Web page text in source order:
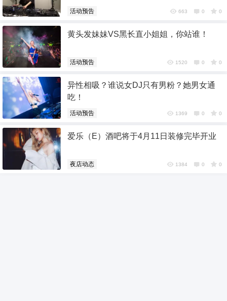
活动预告 663 0 0
黄头发妹妹VS黑长直小姐姐，你站谁！
活动预告 1520 0 0
异性相吸？谁说女DJ只有男粉？她男女通
吃！
活动预告 1369 0 0
爱乐（E）酒吧将于4月11日装修完毕开业
夜店动态 1384 0 0
您没有权限发布内容，请购买会员或者提升权
限。
6位以上
6位以上
忘记密码？ 找回 已有帐号？登录